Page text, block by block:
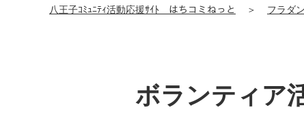
八王子ｺﾐｭﾆﾃｨ活動応援ｻｲﾄ はちコミねっと ＞ フラダ
ボランティア